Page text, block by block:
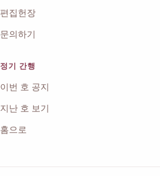
편집헌장
문의하기
정기 간행
이번 호 공지
지난 호 보기
홈으로